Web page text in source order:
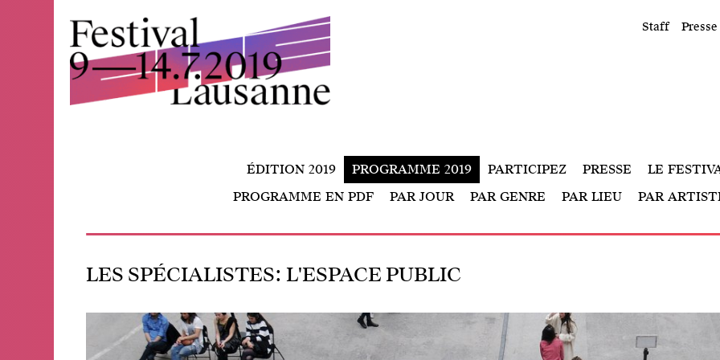
LES SPÉCIALISTES: L'ESPACE PUBLIC
ÉDITION 2019 PROGRAMME 2019
PROGRAMME EN PDF
PAR JOUR PAR GENRE PAR LIEU PAR
PARTICIPEZ PRESSE LE
Staff Presse